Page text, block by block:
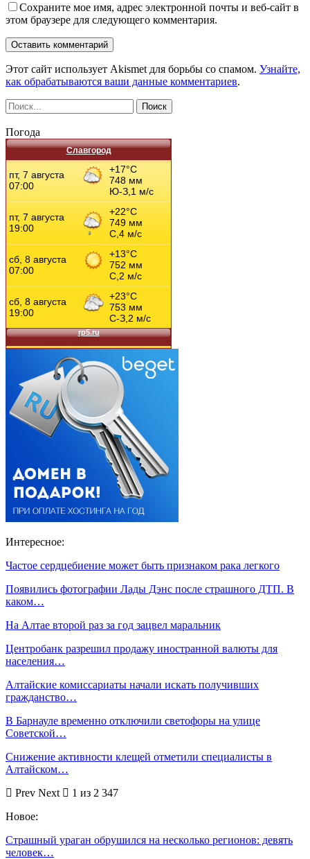
Сохраните мое имя, адрес электронной почты и веб-сайт в
этом браузере для следующего комментария.
Этот сайт использует Akismet для борьбы со спамом. Узнайте,
как обрабатываются ваши данные комментариев.
Погода
Славгород
Интересное:
Частое сердцебиение может быть признаком рака легкого
Появились фотографии Лады Дэнс после страшного ДТП. В
каком…
На Алтае второй раз за год зацвел маральник
Центробанк разрешил продажу иностранной валюты для
населения…
Алтайские комиссариаты начали искать получивших
гражданство…
В Барнауле временно отключили светофоры на улице
Советской…
Снижение активности клещей отметили специалисты в
Алтайском…
Prev Next
1 из 2 347
Новое:
Страшный ураган обрушился на несколько регионов: девять
человек…